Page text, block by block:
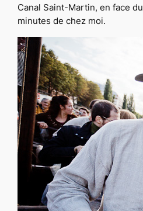
Canal Saint-Martin, en face du
minutes de chez moi.